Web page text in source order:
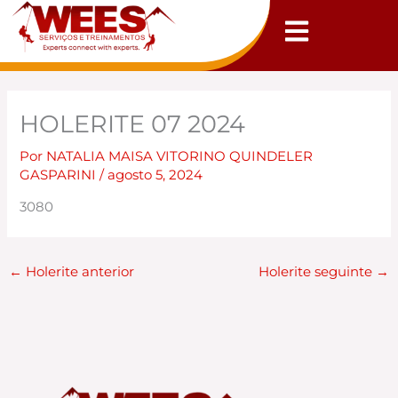
para
conteúdo
HOLERITE 07 2024
Por NATALIA MAISA VITORINO QUINDELER
GASPARINI/agosto 5, 2024
3080
← Holerite anterior Holerite seguinte →